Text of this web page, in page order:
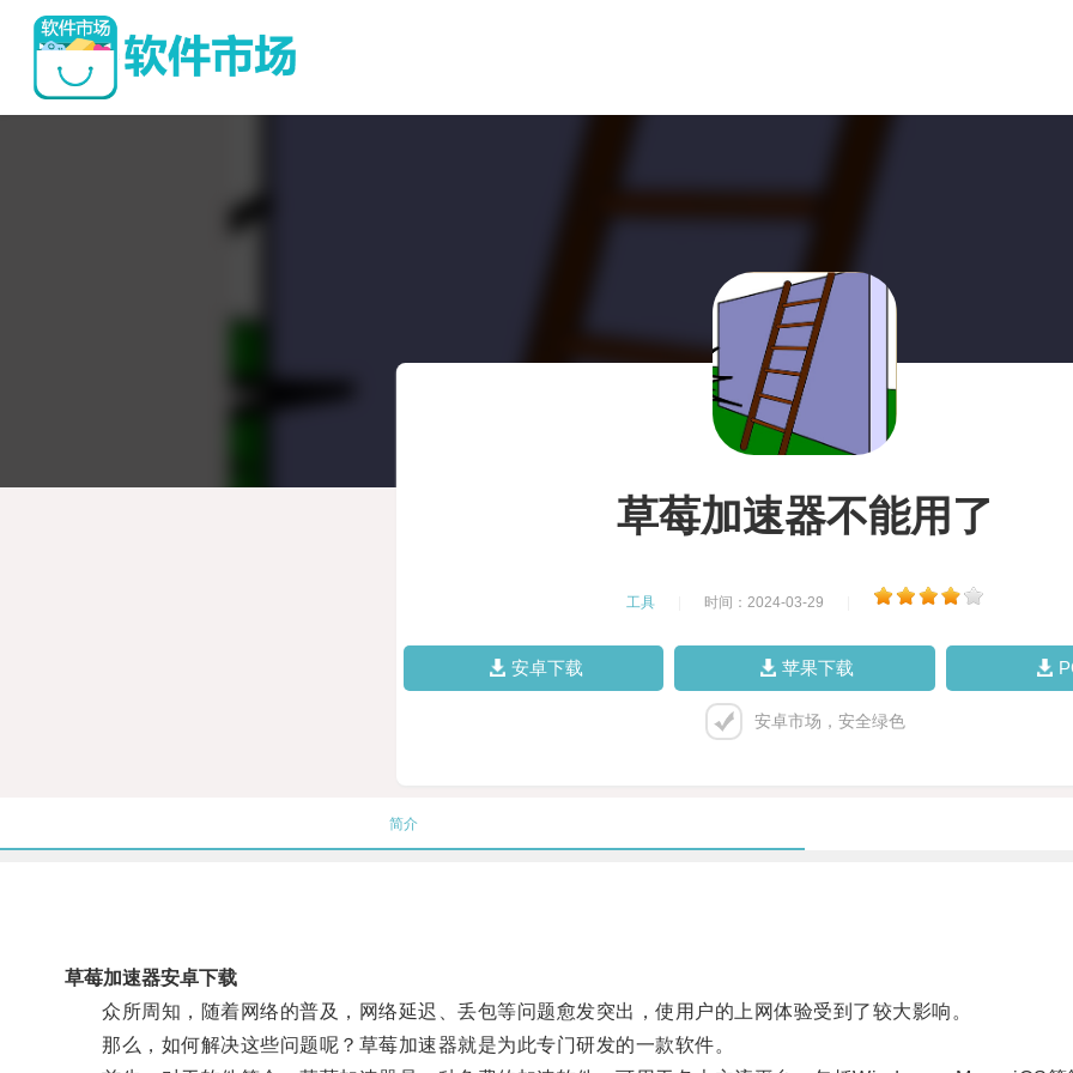
草莓加速器不能用了
工具 时间：2024-03-29
安卓下载 苹果下载
安卓市场，安全绿色
简介
草莓加速器安卓下载
众所周知，随着网络的普及，网络延迟、丢包等问题愈发突出，使用户的上网体验受到了较大影响。
那么，如何解决这些问题呢？草莓加速器就是为此专门研发的一款软件。